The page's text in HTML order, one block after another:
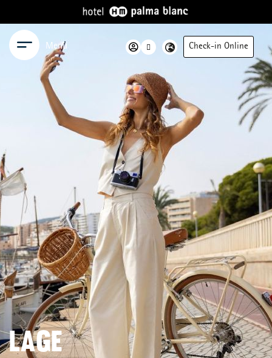
Menü Check-in Online
LAGE